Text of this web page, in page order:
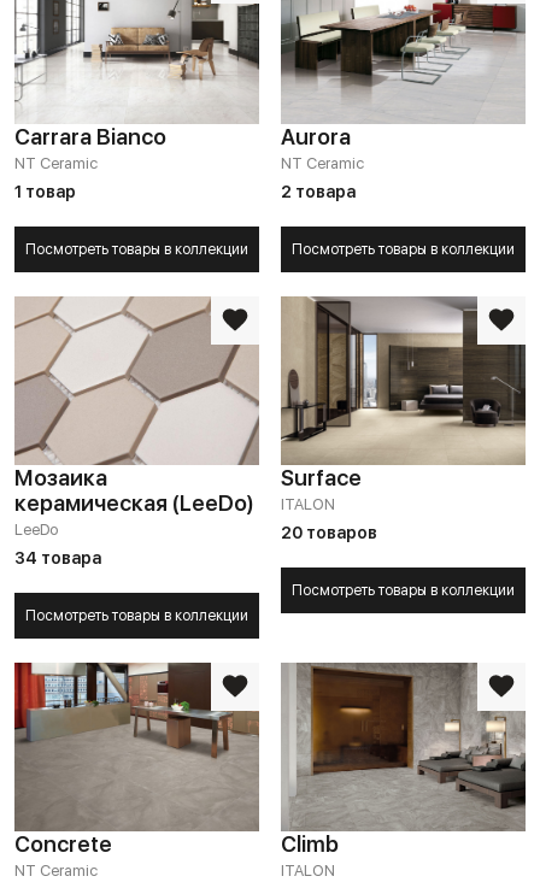
Carrara Bianco
NT Ceramic
1 товар
Посмотреть товары в коллекции
Aurora
NT Ceramic
2 товара
Посмотреть товары в коллекции
Мозаика
керамическая (LeeDo)
LeeDo
34 товара
Посмотреть товары в коллекции
Surface
ITALON
20 товаров
Посмотреть товары в коллекции
Concrete
NT Ceramic
Climb
ITALON